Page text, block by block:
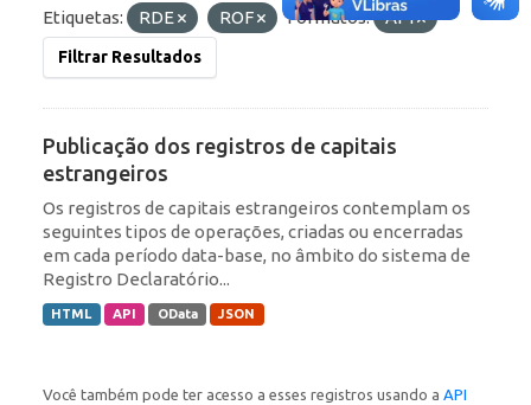
Etiquetas: RDE ROF Formatos: API
Filtrar Resultados
Publicação dos registros de capitais
estrangeiros
Os registros de capitais estrangeiros contemplam os
seguintes tipos de operações, criadas ou encerradas
em cada período data-base, no âmbito do sistema de
Registro Declaratório...
HTML API OData JSON
Você também pode ter acesso a esses registros usando a API